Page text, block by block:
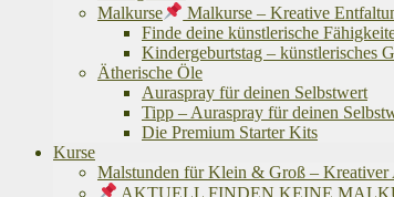
Malkurse
Malkurse – Kreative
Finde deine künstlerische
Kindergeburtstag – künstlerisches
Ätherische Öle
Auraspray für deinen Selbstwert
Tipp – Auraspray für deinen
Die Premium Starter Kits
Kurse
Malstunden für Klein & Groß –
AKTUELL FINDEN KEINE